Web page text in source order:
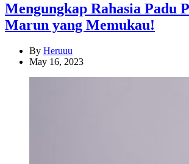
Mengungkap Rahasia Padu
Marun yang Memukau!
By Heruuu
May 16, 2023